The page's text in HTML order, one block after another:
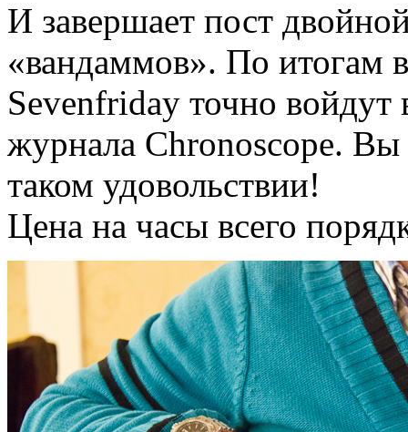
И завершает пост
«вандаммов». По итогам
Sevenfriday точно
журнала Chronoscope. Вы
таком удовольствии!
Цена на часы всего